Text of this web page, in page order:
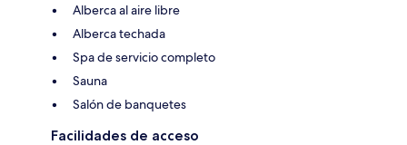
Alberca al aire libre
Alberca techada
Spa de servicio completo
Sauna
Salón de banquetes
Facilidades de acceso